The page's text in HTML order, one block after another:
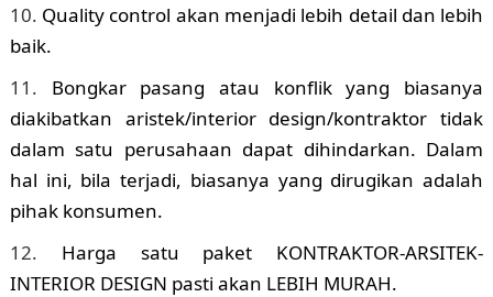
Quality control akan menjadi lebih detail dan lebih
baik.
Bongkar pasang atau konflik yang biasanya
diakibatkan aristek/interior design/kontraktor tidak
dalam satu perusahaan dapat dihindarkan. Dalam
hal ini, bila terjadi, biasanya yang dirugikan adalah
pihak konsumen.
Harga satu paket KONTRAKTOR-ARSITEK-
INTERIOR DESIGN pasti akan LEBIH MURAH.